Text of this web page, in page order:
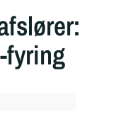
fyring